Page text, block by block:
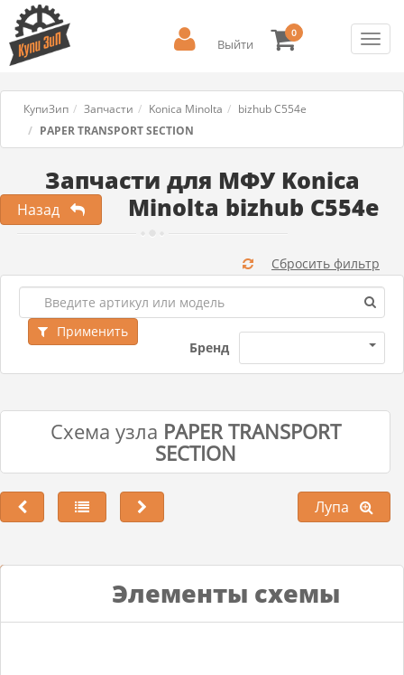
Выйти
0
КупиЗип Запчасти Konica Minolta
bizhub C554e
PAPER TRANSPORT SECTION
Запчасти для МФУ Konica
Minolta bizhub C554e
Назад
Бренд
Применить
Сбросить фильтр
Схема узла PAPER TRANSPORT
SECTION
Лупа
Элементы схемы